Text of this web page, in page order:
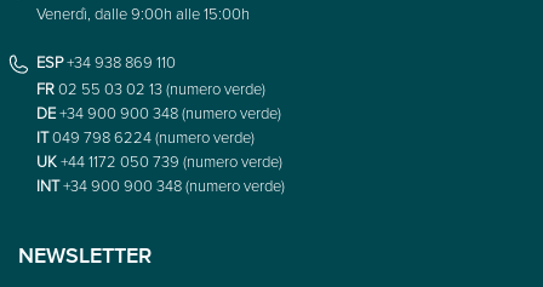
Venerdì, dalle 9:00h alle 15:00h
ESP+34 938 869 110
FR02 55 03 02 13 (numero verde)
DE+34 900 900 348 (numero verde)
IT049 798 6224 (numero verde)
UK+44 1172 050 739 (numero verde)
INT+34 900 900 348 (numero verde)
NEWSLETTER